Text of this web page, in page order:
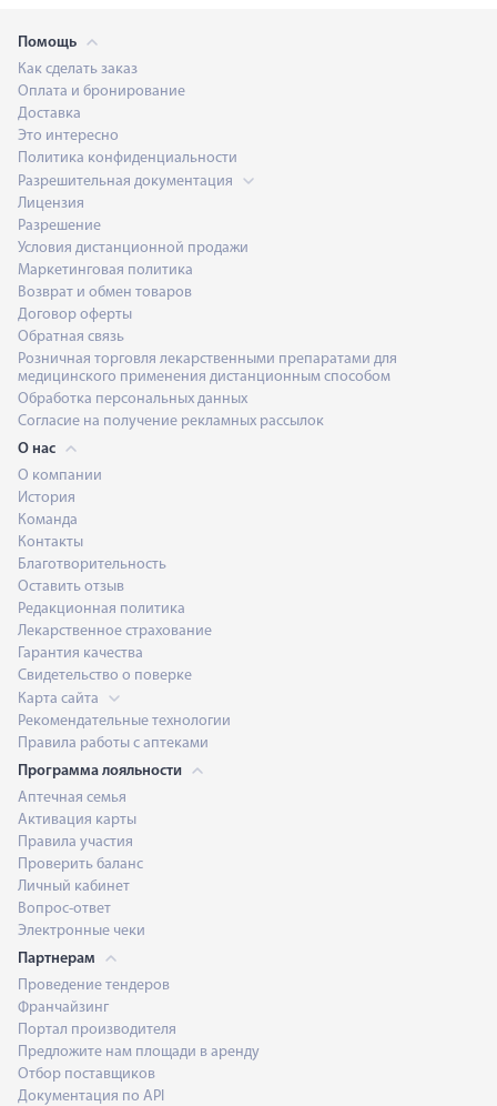
Помощь
Как сделать заказ
Оплата и бронирование
Доставка
Это интересно
Политика конфиденциальности
Разрешительная документация
Лицензия
Разрешение
Условия дистанционной продажи
Маркетинговая политика
Возврат и обмен товаров
Договор оферты
Обратная связь
Розничная торговля лекарственными препаратами для
медицинского применения дистанционным способом
Обработка персональных данных
Согласие на получение рекламных рассылок
О нас
О компании
История
Команда
Контакты
Благотворительность
Оставить отзыв
Редакционная политика
Лекарственное страхование
Гарантия качества
Свидетельство о поверке
Карта сайта
Рекомендательные технологии
Правила работы с аптеками
Программа лояльности
Аптечная семья
Активация карты
Правила участия
Проверить баланс
Личный кабинет
Вопрос-ответ
Электронные чеки
Партнерам
Проведение тендеров
Франчайзинг
Портал производителя
Предложите нам площади в аренду
Отбор поставщиков
Документация по API